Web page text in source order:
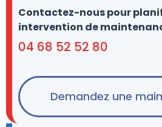
Contactez-nous pour
intervention de
04 68 52 52 80
Demandez une